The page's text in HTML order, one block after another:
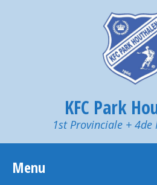
KFC Park
1st Provinciale + 4de
Menu